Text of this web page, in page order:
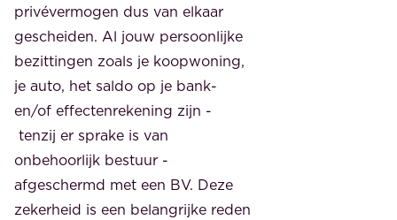
privévermogen dus van elkaar
gescheiden. Al jouw persoonlijke
bezittingen zoals je koopwoning,
je auto, het saldo op je bank-
en/of effectenrekening zijn -
tenzij er sprake is van
onbehoorlijk bestuur -
afgeschermd met een BV. Deze
zekerheid is een belangrijke reden